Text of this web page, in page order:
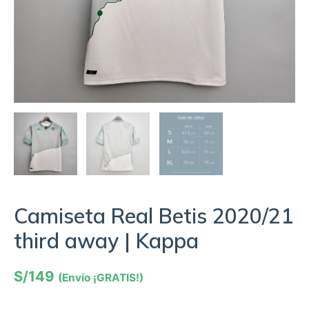
Camiseta Real Betis 2020/21
third away | Kappa
S/149 (Envío ¡GRATIS!)